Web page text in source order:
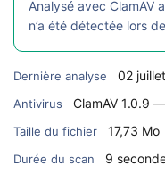
Analysé avec ClamAV
n’a été détectée lors
Dernière analyse 02
Antivirus ClamAV 1.0.9
Taille du fichier 17,73 Mo
Durée du scan 9